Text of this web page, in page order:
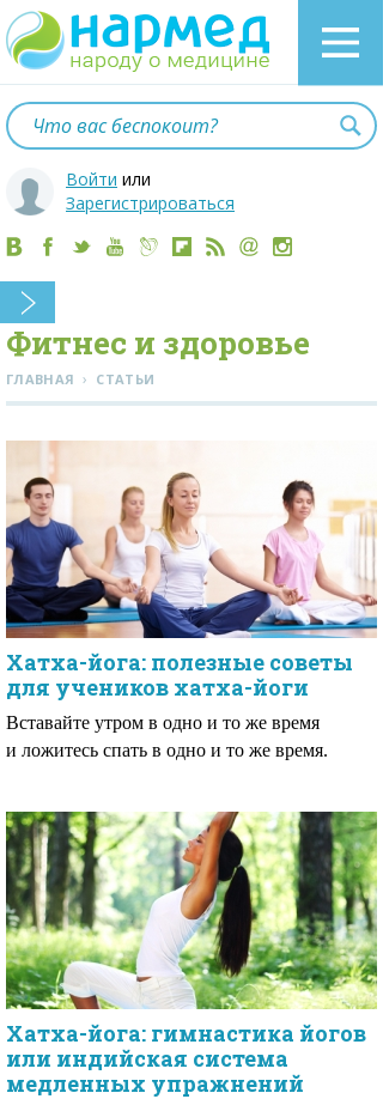
Войти или
Зарегистрироваться
Фитнес и здоровье
ГЛАВНАЯ › СТАТЬИ
Хатха-йога: полезные советы
для учеников хатха-йоги
Вставайте утром в одно и то же время
и ложитесь спать в одно и то же время.
Хатха-йога: гимнастика йогов
или индийская система
медленных упражнений